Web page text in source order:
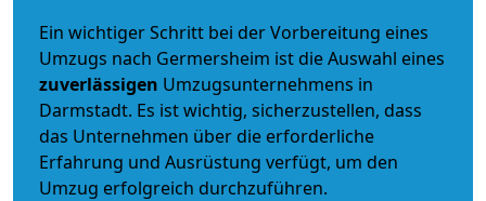
Ein wichtiger Schritt bei der Vorbereitung eines
Umzugs nach Germersheim ist die Auswahl eines
zuverlässigen Umzugsunternehmens in
Darmstadt. Es ist wichtig, sicherzustellen, dass
das Unternehmen über die erforderliche
Erfahrung und Ausrüstung verfügt, um den
Umzug erfolgreich durchzuführen.